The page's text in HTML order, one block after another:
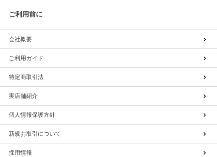
ご利用前に
会社概要
ご利用ガイド
特定商取引法
実店舗紹介
個人情報保護方針
新規お取引について
採用情報